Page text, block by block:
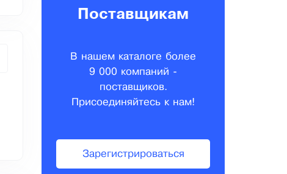
Поставщикам
В нашем каталоге более
9 000 компаний -
поставщиков.
Присоединяйтесь к нам!
Зарегистрироваться